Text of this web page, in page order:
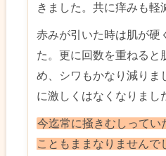
きました。共に痒みも軽
赤みが引いた時は肌が硬
た。更に回数を重ねると
め、シワもかなり減りま
に激しくはなくなりまし
今迄常に掻きむしってい
こともままなりませんで